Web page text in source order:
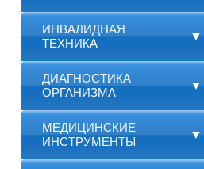
ИНВАЛИДНАЯ
ТЕХНИКА
▼
ДИАГНОСТИКА
ОРГАНИЗМА
▼
МЕДИЦИНСКИЕ
ИНСТРУМЕНТЫ
▼